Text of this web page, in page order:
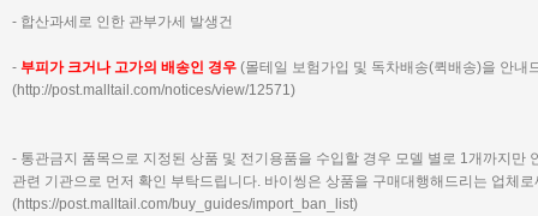
- 합산과세로 인한 관부가세 발생건
- 부피가 크거나 고가의 배송인 경우 (몰테일 보험가입 및 독차배송(퀵배송)을 안
(http://post.malltail.com/notices/view/12571)
- 통관금지 품목으로 지정된 상품 및 전기용품을 수입할 경우 모델 별로 1개까지
관련 기관으로 먼저 확인 부탁드립니다. 바이씽은 상품을 구매대행해드리는 업체
(https://post.malltail.com/buy_guides/import_ban_list)